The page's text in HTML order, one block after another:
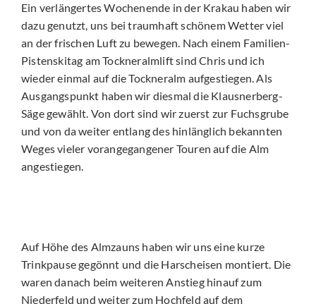
Ein verlängertes Wochenende in der Krakau haben wir
dazu genutzt, uns bei traumhaft schönem Wetter viel
an der frischen Luft zu bewegen. Nach einem Familien-
Pistenskitag am Tockneralmlift sind Chris und ich
wieder einmal auf die Tockneralm aufgestiegen. Als
Ausgangspunkt haben wir diesmal die Klausnerberg-
Säge gewählt. Von dort sind wir zuerst zur Fuchsgrube
und von da weiter entlang des hinlänglich bekannten
Weges vieler vorangegangener Touren auf die Alm
angestiegen.
Auf Höhe des Almzauns haben wir uns eine kurze
Trinkpause gegönnt und die Harscheisen montiert. Die
waren danach beim weiteren Anstieg hinauf zum
Niederfeld und weiter zum Hochfeld auf dem